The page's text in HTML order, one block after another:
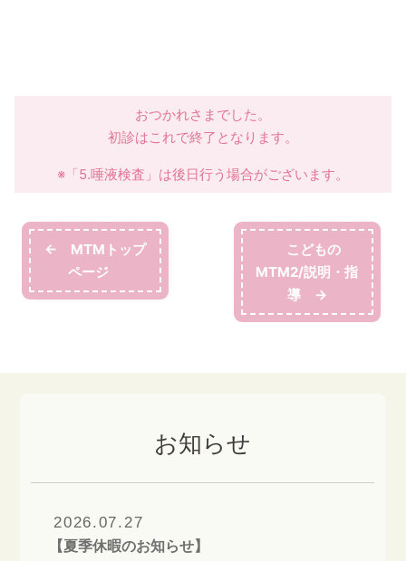
おつかれさまでした。
初診はこれで終了となります。
※「5.唾液検査」は後日行う場合がございます。
こどもの
MTM2/説明・指
導 →
← MTMトップ
ページ
お知らせ
2026.07.27
【夏季休暇のお知らせ】